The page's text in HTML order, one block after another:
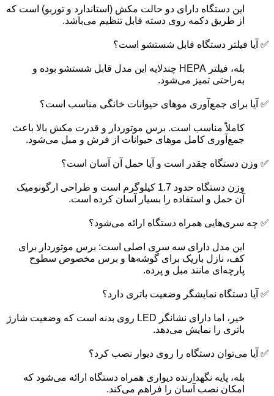
این دستگاه دارای دو حالت مکش (استاندارد و توربو) است که
از طریق دکمه روی دسته قابل تنظیم می‌باشد.
✅ آیا فیلتر دستگاه قابل شستشو است؟
بله، فیلتر HEPA چندلایه این مدل قابل شستشو بوده و
به‌راحتی تمیز می‌شود.
✅ آیا برای جمع‌آوری موهای حیوانات خانگی مناسب است؟
کاملاً مناسب است. برس موتوردار و قدرت مکش بالا باعث
جمع‌آوری کامل موهای حیوانات از فرش و مبل می‌شود.
✅ وزن دستگاه چقدر است و آیا حمل آن آسان است؟
وزن دستگاه حدود 1.7 کیلوگرم است و طراحی ارگونومیک
آن حمل و استفاده را بسیار آسان کرده است.
✅ چه سری‌هایی همراه دستگاه ارائه می‌شود؟
این مدل دارای سه سری اصلی است: برس موتوردار برای
کف، نازل باریک برای گوشه‌ها و برس مخصوص سطوح
پارچه‌ای مانند مبل و پرده.
✅ آیا دستگاه نمایشگر وضعیت باتری دارد؟
خیر، اما دارای نشانگر LED روی بدنه است که وضعیت شارژ
باتری را نمایش می‌دهد.
✅ آیا می‌توان دستگاه را روی دیوار نصب کرد؟
بله، پایه نگهدارنده دیواری همراه دستگاه ارائه می‌شود که
امکان نصب آسان را فراهم می‌کند.